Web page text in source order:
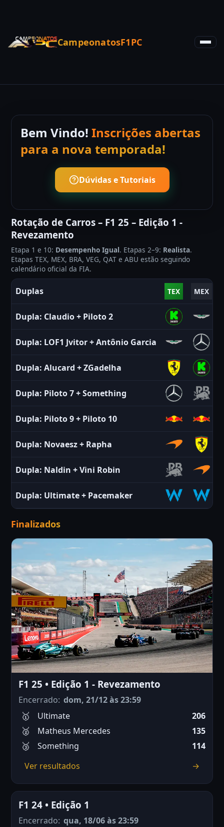
CampeonatosF1PC
Bem Vindo! Inscrições abertas
para a nova temporada!
Dúvidas e Tutoriais
Rotação de Carros – F1 25 – Edição 1 -
Revezamento
Etapa 1 e 10: Desempenho Igual. Etapas 2–9: Realista.
Etapas TEX, MEX, BRA, VEG, QAT e ABU estão seguindo
calendário oficial da FIA.
Duplas TEX MEX
Dupla: Claudio+ Piloto 2
Dupla: LOF1 Jvitor+Antônio Garcia
Dupla: Alucard +ZGadelha
Dupla: Piloto 7+Something
Dupla: Piloto 9+ Piloto 10
Dupla: Novaesz+ Rapha
Dupla: Naldin +Vini Robin
Dupla: Ultimate+ Pacemaker
Finalizados
F1 25 • Edição 1 - Revezamento
Encerrado: dom, 21/12 às 23:59
Ultimate
206
Matheus Mercedes
135
Something
114
Ver resultados
→
F1 24 • Edição 1
Encerrado: qua, 18/06 às 23:59